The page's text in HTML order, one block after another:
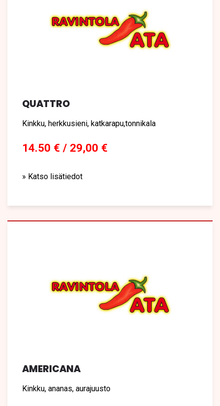
QUATTRO
Kinkku, herkkusieni, katkarapu,tonnikala
14.50 € / 29,00 €
» Katso lisätiedot
AMERICANA
Kinkku, ananas, aurajuusto